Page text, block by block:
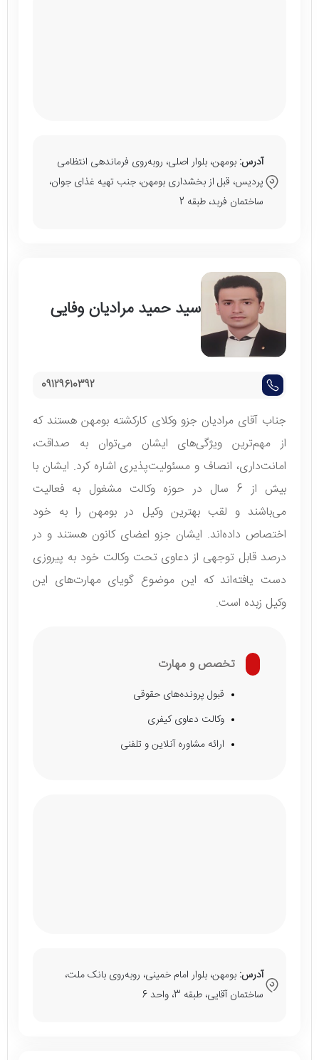
آدرس: بومهن، بلوار اصلی، روبه‌روی فرماندهی انتظامی
پردیس، قبل از بخشداری بومهن، جنب تهیه غذای جوان،
ساختمان فربد، طبقه 2
سید حمید مرادیان وفایی
09129610392
جناب آقای مرادیان جزو وکلای کارکشته بومهن هستند که
از مهم‌‌ترین ویژگی‌های ایشان می‌توان به صداقت،
امانت‌داری، انصاف و مسئولیت‌پذیری اشاره کرد. ایشان با
بیش از 6 سال در حوزه وکالت مشغول به فعالیت
می‌باشند و لقب بهترین وکیل در بومهن را به خود
اختصاص داده‌اند. ایشان جزو اعضای کانون هستند و در
درصد قابل توجهی از دعاوی تحت وکالت خود به پیروزی
دست یافته‌اند که این موضوع گویای مهارت‌های این
وکیل زبده است.
تخصص و مهارت
قبول پرونده‌های حقوقی
وکالت دعاوی کیفری
ارائه مشاوره آنلاین و تلفنی
آدرس: بومهن، بلوار امام خمینی، روبه‌روی بانک ملت،
ساختمان آقایی، طبقه 3، واحد 6